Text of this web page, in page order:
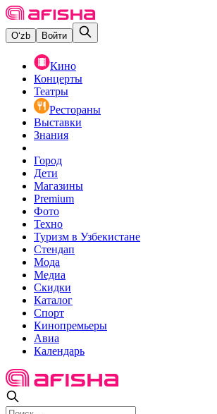
O‘zb Войти
Кино
Концерты
Театры
Рестораны
Выставки
Знания
Город
Дети
Магазины
Premium
Фото
Техно
Туризм в Узбекистане
Стендап
Мода
Медиа
Скидки
Каталог
Спорт
Кинопремьеры
Авиа
Календарь